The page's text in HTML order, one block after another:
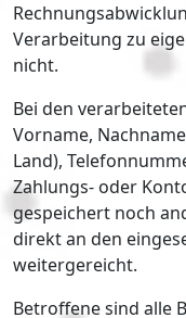
Verarbeitung zu
nicht.
Bei den
Vorname,
Land),
Zahlungs- oder
gespeichert noch
direkt an den
weitergereicht.
Betroffene sind alle